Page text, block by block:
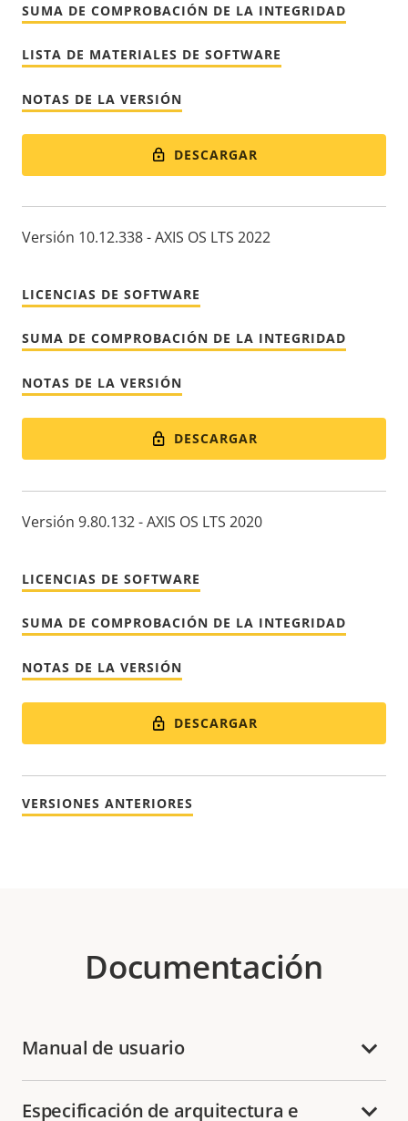
SUMA DE COMPROBACIÓN DE LA INTEGRIDAD
LISTA DE MATERIALES DE SOFTWARE
NOTAS DE LA VERSIÓN
DESCARGAR
Versión 10.12.338 - AXIS OS LTS 2022
LICENCIAS DE SOFTWARE
SUMA DE COMPROBACIÓN DE LA INTEGRIDAD
NOTAS DE LA VERSIÓN
DESCARGAR
Versión 9.80.132 - AXIS OS LTS 2020
LICENCIAS DE SOFTWARE
SUMA DE COMPROBACIÓN DE LA INTEGRIDAD
NOTAS DE LA VERSIÓN
DESCARGAR
VERSIONES ANTERIORES
Documentación
Manual de usuario
Especificación de arquitectura e